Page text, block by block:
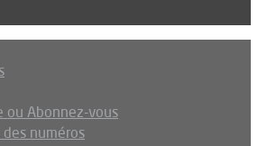
ou Abonnez-vous
numéros